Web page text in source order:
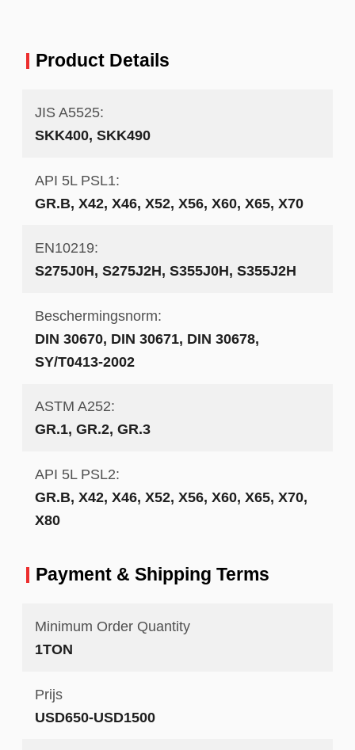
Product Details
JIS A5525:
SKK400, SKK490
API 5L PSL1:
GR.B, X42, X46, X52, X56, X60, X65, X70
EN10219:
S275J0H, S275J2H, S355J0H, S355J2H
Beschermingsnorm:
DIN 30670, DIN 30671, DIN 30678,
SY/T0413-2002
ASTM A252:
GR.1, GR.2, GR.3
API 5L PSL2:
GR.B, X42, X46, X52, X56, X60, X65, X70,
X80
Payment & Shipping Terms
Minimum Order Quantity
1TON
Prijs
USD650-USD1500